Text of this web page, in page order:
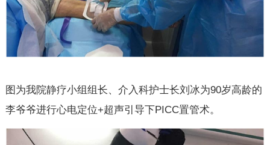
图为我院静疗小组组长、介入科护士长刘冰为90岁高龄的
李爷爷进行心电定位+超声引导下PICC置管术。